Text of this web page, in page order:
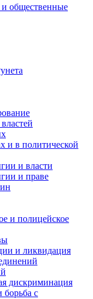
общественные
и в политической
и власти
и праве
и полицейское
и ликвидация
дискриминация
с